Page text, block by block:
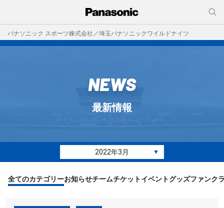
パナソニック スポーツ株式会社／埼玉パナソニックワイルドナイツ
NEWS
最新情報
2022年3月 ▼
全てのカテゴリーお知らせチームチケットイベントグッズファンク